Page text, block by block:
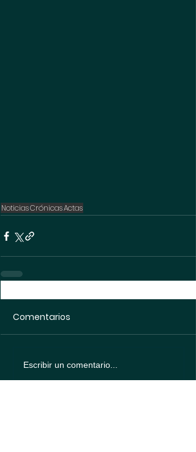
NoticiasCrónicasActas
Comentarios
Escribir un comentario...